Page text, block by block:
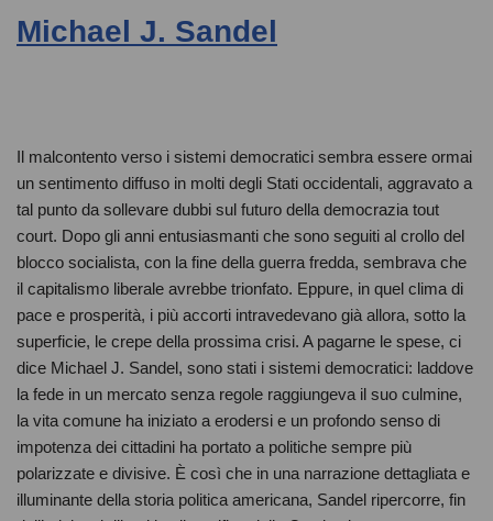
Michael J. Sandel
Il malcontento verso i sistemi democratici sembra essere ormai
un sentimento diffuso in molti degli Stati occidentali, aggravato a
tal punto da sollevare dubbi sul futuro della democrazia tout
court. Dopo gli anni entusiasmanti che sono seguiti al crollo del
blocco socialista, con la fine della guerra fredda, sembrava che
il capitalismo liberale avrebbe trionfato. Eppure, in quel clima di
pace e prosperità, i più accorti intravedevano già allora, sotto la
superficie, le crepe della prossima crisi. A pagarne le spese, ci
dice Michael J. Sandel, sono stati i sistemi democratici: laddove
la fede in un mercato senza regole raggiungeva il suo culmine,
la vita comune ha iniziato a erodersi e un profondo senso di
impotenza dei cittadini ha portato a politiche sempre più
polarizzate e divisive. È così che in una narrazione dettagliata e
illuminante della storia politica americana, Sandel ripercorre, fin